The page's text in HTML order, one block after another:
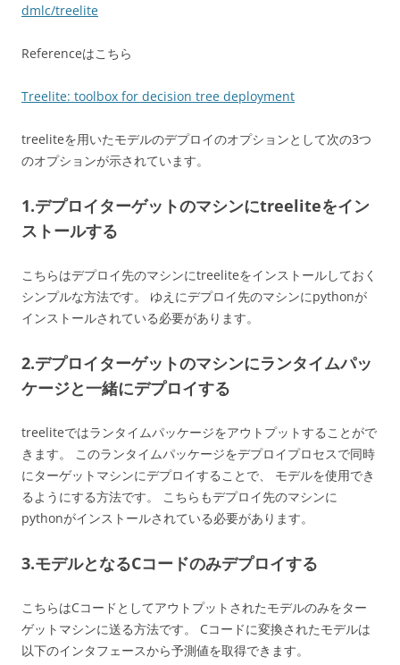
dmlc/treelite
Referenceはこちら
Treelite: toolbox for decision tree deployment
treeliteを用いたモデルのデプロイのオプションとして次の3つ
のオプションが示されています。
1.デプロイターゲットのマシンにtreeliteをイン
ストールする
こちらはデプロイ先のマシンにtreeliteをインストールしておく
シンプルな方法です。 ゆえにデプロイ先のマシンにpythonが
インストールされている必要があります。
2.デプロイターゲットのマシンにランタイムパッ
ケージと一緒にデプロイする
treeliteではランタイムパッケージをアウトプットすることがで
きます。 このランタイムパッケージをデプロイプロセスで同時
にターゲットマシンにデプロイすることで、 モデルを使用でき
るようにする方法です。 こちらもデプロイ先のマシンに
pythonがインストールされている必要があります。
3.モデルとなるCコードのみデプロイする
こちらはCコードとしてアウトプットされたモデルのみをター
ゲットマシンに送る方法です。 Cコードに変換されたモデルは
以下のインタフェースから予測値を取得できます。